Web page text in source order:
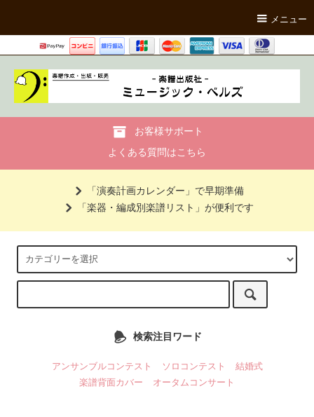
メニュー
お客様サポート
よくある質問はこちら
「演奏計画カレンダー」で早期準備
「楽器・編成別楽譜リスト」が便利です
検索注目ワード
アンサンブルコンテスト ソロコンテスト
結婚式
楽譜背面カバー
オータムコンサート